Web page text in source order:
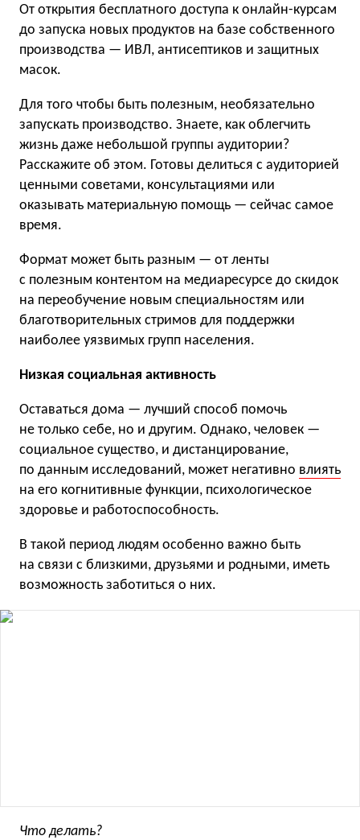
От открытия бесплатного доступа к онлайн-курсам
до запуска новых продуктов на базе собственного
производства — ИВЛ, антисептиков и защитных
масок.
Для того чтобы быть полезным, необязательно
запускать производство. Знаете, как облегчить
жизнь даже небольшой группы аудитории?
Расскажите об этом. Готовы делиться с аудиторией
ценными советами, консультациями или
оказывать материальную помощь — сейчас самое
время.
Формат может быть разным — от ленты
с полезным контентом на медиаресурсе до скидок
на переобучение новым специальностям или
благотворительных стримов для поддержки
наиболее уязвимых групп населения.
Низкая социальная активность
Оставаться дома — лучший способ помочь
не только себе, но и другим. Однако, человек —
социальное существо, и дистанцирование,
по данным исследований, может негативно влиять
на его когнитивные функции, психологическое
здоровье и работоспособность.
В такой период людям особенно важно быть
на связи с близкими, друзьями и родными, иметь
возможность заботиться о них.
Что делать?